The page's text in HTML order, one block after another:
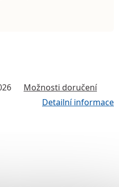
Možnosti doručení
Detailní informace